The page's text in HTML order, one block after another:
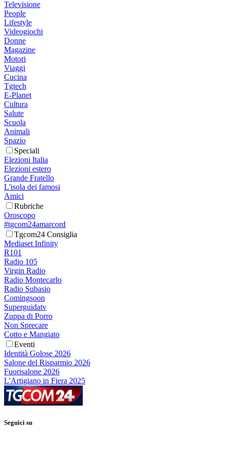
Televisione
People
Lifestyle
Videogiochi
Donne
Magazine
Motori
Viaggi
Cucina
Tgtech
E-Planet
Cultura
Salute
Scuola
Animali
Spazio
Speciali
Elezioni Italia
Elezioni estero
Grande Fratello
L'isola dei famosi
Amici
Rubriche
Oroscopo
#tgcom24amarcord
Tgcom24 Consiglia
Mediaset Infinity
R101
Radio 105
Virgin Radio
Radio Montecarlo
Radio Subasio
Comingsoon
Superguidatv
Zuppa di Porro
Non Sprecare
Cotto e Mangiato
Eventi
Identità Golose 2026
Salone del Risparmio 2026
Fuorisalone 2026
L'Artigiano in Fiera 2025
Seguici su